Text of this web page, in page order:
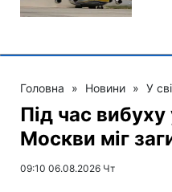
Головна » Новини » У
Під час вибуху
Москви міг
09:10 06.08.2026 Чт